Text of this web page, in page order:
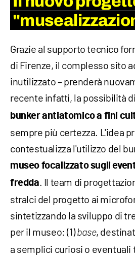
Grazie al supporto tecnico
di Firenze, il complesso sito
inutilizzato – prenderà
recente infatti, la possibilità di
bunker antiatomico a fini
sempre più certezza. L'idea
contestualizza l'utilizzo del
museo focalizzato sugli
fredda . Il team di
stralci del progetto ai
sintetizzando la sviluppo di
per il museo: (1)base,
a semplici curiosi o